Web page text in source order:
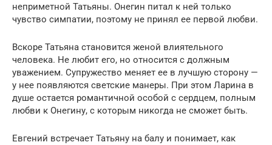
неприметной Татьяны. Онегин питал к ней только
чувство симпатии, поэтому не принял ее первой любви.
Вскоре Татьяна становится женой влиятельного
человека. Не любит его, но относится с должным
уважением. Супружество меняет ее в лучшую сторону —
у нее появляются светские манеры. При этом Ларина в
душе остается романтичной особой с сердцем, полным
любви к Онегину, с которым никогда не сможет быть.
Евгений встречает Татьяну на балу и понимает, как